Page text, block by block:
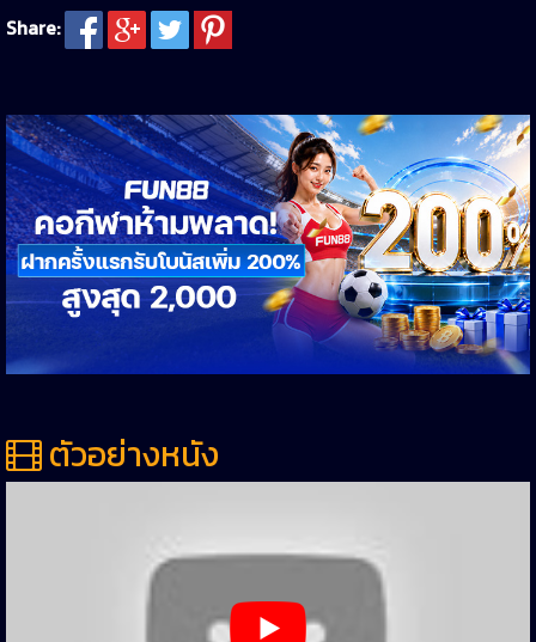
Share:
ตัวอย่างหนัง